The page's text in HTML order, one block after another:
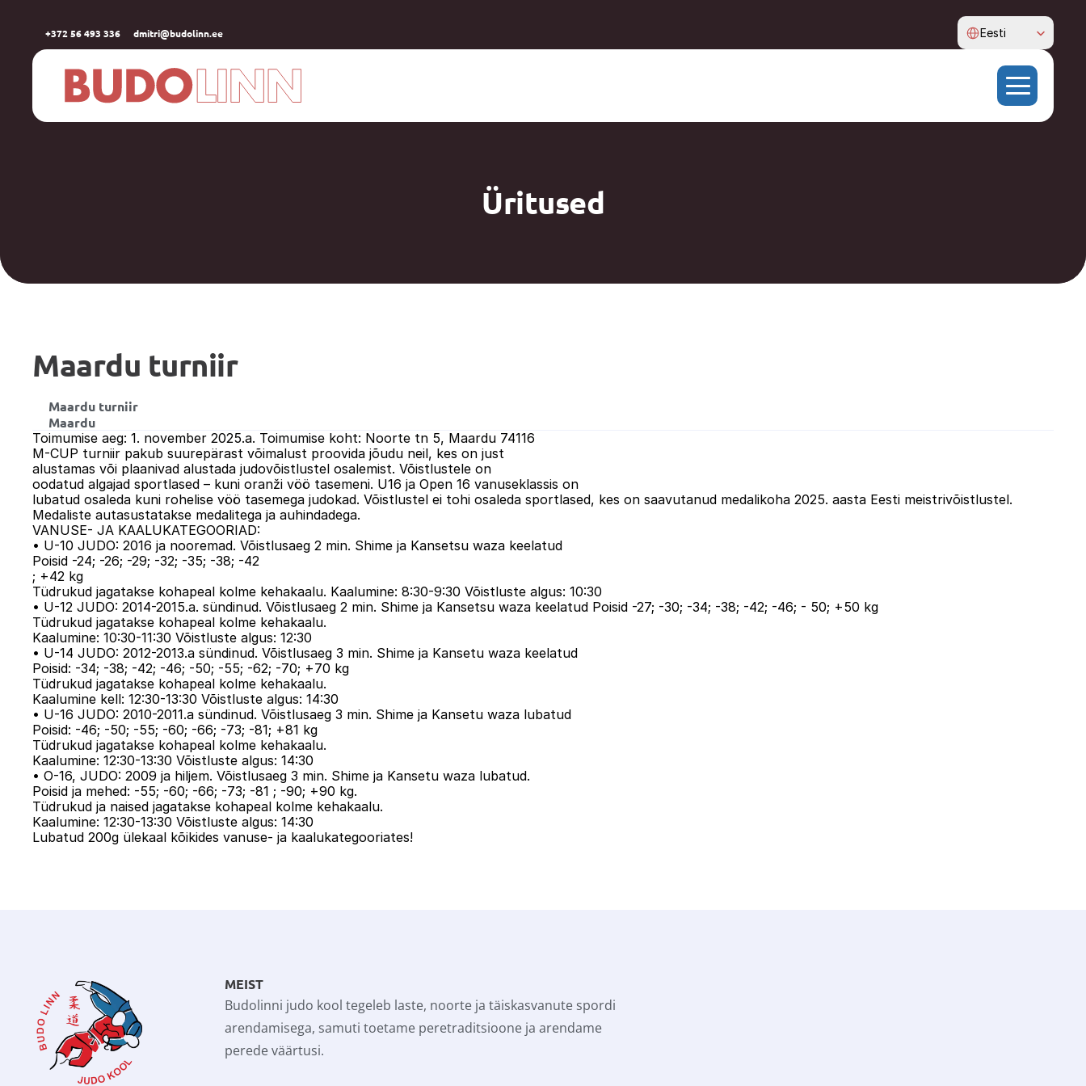
+372 56 493 336 dmitri@budolinn.ee
Select Language
Eesti
Üritused
Maardu turniir
Maardu turniir
Maardu
Toimumise aeg: 1. november 2025.a. Toimumise koht: Noorte tn 5, Maardu 74116
M-CUP turniir pakub suurepärast võimalust proovida jõudu neil, kes on just
alustamas või plaanivad alustada judovõistlustel osalemist. Võistlustele on
oodatud algajad sportlased – kuni oranži vöö tasemeni. U16 ja Open 16 vanuseklassis on
lubatud osaleda kuni rohelise vöö tasemega judokad. Võistlustel ei tohi osaleda sportlased, kes on saavutanud medalikoha 2025. aasta Eesti meistrivõistlustel.
Medaliste autasustatakse medalitega ja auhindadega.
VANUSE- JA KAALUKATEGOORIAD:
• U-10 JUDO: 2016 ja nooremad. Võistlusaeg 2 min. Shime ja Kansetsu waza keelatud
Poisid -24; -26; -29; -32; -35; -38; -42
; +42 kg
Tüdrukud jagatakse kohapeal kolme kehakaalu. Kaalumine: 8:30-9:30 Võistluste algus: 10:30
• U-12 JUDO: 2014-2015.a. sündinud. Võistlusaeg 2 min. Shime ja Kansetsu waza keelatud Poisid -27; -30; -34; -38; -42; -46; - 50; +50 kg
Tüdrukud jagatakse kohapeal kolme kehakaalu.
Kaalumine: 10:30-11:30 Võistluste algus: 12:30
• U-14 JUDO: 2012-2013.a sündinud. Võistlusaeg 3 min. Shime ja Kansetu waza keelatud
Poisid: -34; -38; -42; -46; -50; -55; -62; -70; +70 kg
Tüdrukud jagatakse kohapeal kolme kehakaalu.
Kaalumine kell: 12:30-13:30 Võistluste algus: 14:30
• U-16 JUDO: 2010-2011.a sündinud. Võistlusaeg 3 min. Shime ja Kansetu waza lubatud
Poisid: -46; -50; -55; -60; -66; -73; -81; +81 kg
Tüdrukud jagatakse kohapeal kolme kehakaalu.
Kaalumine: 12:30-13:30 Võistluste algus: 14:30
• O-16, JUDO: 2009 ja hiljem. Võistlusaeg 3 min. Shime ja Kansetu waza lubatud.
Poisid ja mehed: -55; -60; -66; -73; -81 ; -90; +90 kg.
Tüdrukud ja naised jagatakse kohapeal kolme kehakaalu.
Kaalumine: 12:30-13:30 Võistluste algus: 14:30
Lubatud 200g ülekaal kõikides vanuse- ja kaalukategooriates!
MEIST
Budolinni judo kool tegeleb laste, noorte ja täiskasvanute spordi
arendamisega, samuti toetame peretraditsioone ja arendame
perede väärtusi.